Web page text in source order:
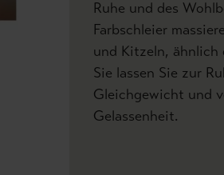
Ruhe und des
Farbschleier
und Kitzeln, ähnlich
Sie lassen Sie zur
Gleichgewicht und
Gelassenheit.